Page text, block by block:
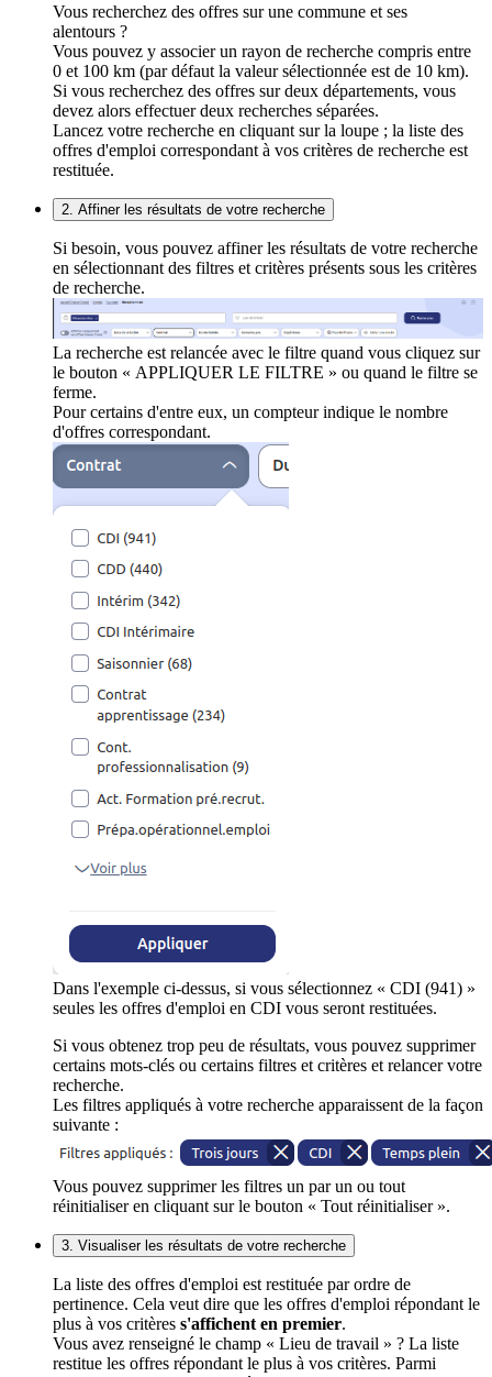
Vous recherchez des offres sur une commune et ses
alentours ?
Vous pouvez y associer un rayon de recherche compris entre
0 et 100 km (par défaut la valeur sélectionnée est de 10 km).
Si vous recherchez des offres sur deux départements, vous
devez alors effectuer deux recherches séparées.
Lancez votre recherche en cliquant sur la loupe ; la liste des
offres d'emploi correspondant à vos critères de recherche est
restituée.
2. Affiner les résultats de votre recherche
Si besoin, vous pouvez affiner les résultats de votre recherche
en sélectionnant des filtres et critères présents sous les critères
de recherche.
La recherche est relancée avec le filtre quand vous cliquez sur
le bouton « APPLIQUER LE FILTRE » ou quand le filtre se
ferme.
Pour certains d'entre eux, un compteur indique le nombre
d'offres correspondant.
Dans l'exemple ci-dessus, si vous sélectionnez « CDI (941) »
seules les offres d'emploi en CDI vous seront restituées.
Si vous obtenez trop peu de résultats, vous pouvez supprimer
certains mots-clés ou certains filtres et critères et relancer votre
recherche.
Les filtres appliqués à votre recherche apparaissent de la façon
suivante :
Vous pouvez supprimer les filtres un par un ou tout
réinitialiser en cliquant sur le bouton « Tout réinitialiser ».
3. Visualiser les résultats de votre recherche
La liste des offres d'emploi est restituée par ordre de
pertinence. Cela veut dire que les offres d'emploi répondant le
plus à vos critères s'affichent en premier.
Vous avez renseigné le champ « Lieu de travail » ? La liste
restitue les offres répondant le plus à vos critères. Parmi